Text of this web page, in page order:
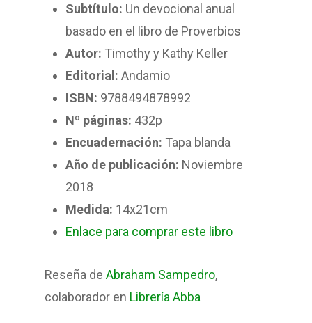
Subtítulo: Un devocional anual
basado en el libro de Proverbios
Autor: Timothy y Kathy Keller
Editorial: Andamio
ISBN: 9788494878992
Nº páginas: 432p
Encuadernación: Tapa blanda
Año de publicación: Noviembre
2018
Medida: 14x21cm
Enlace para comprar este libro
Reseña de Abraham Sampedro,
colaborador en Librería Abba